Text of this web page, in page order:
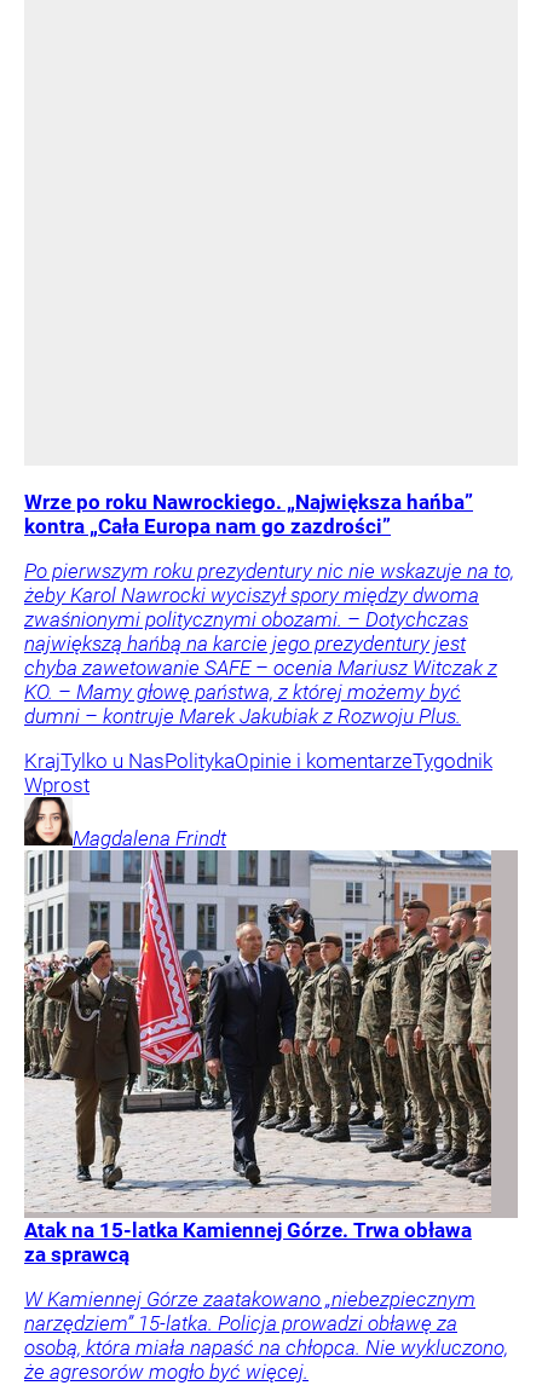
Wrze po roku Nawrockiego. „Największa hańba”
kontra „Cała Europa nam go zazdrości”
Po pierwszym roku prezydentury nic nie wskazuje na to,
żeby Karol Nawrocki wyciszył spory między dwoma
zwaśnionymi politycznymi obozami. – Dotychczas
największą hańbą na karcie jego prezydentury jest
chyba zawetowanie SAFE – ocenia Mariusz Witczak z
KO. – Mamy głowę państwa, z której możemy być
dumni – kontruje Marek Jakubiak z Rozwoju Plus.
KrajTylko u NasPolitykaOpinie i komentarzeTygodnik
Wprost
Magdalena Frindt
Atak na 15-latka Kamiennej Górze. Trwa obława
za sprawcą
W Kamiennej Górze zaatakowano „niebezpiecznym
narzędziem” 15-latka. Policja prowadzi obławę za
osobą, która miała napaść na chłopca. Nie wykluczono,
że agresorów mogło być więcej.